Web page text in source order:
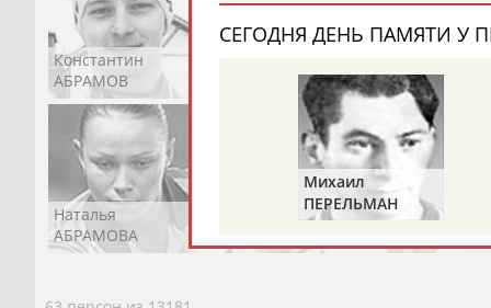
Константин
АБРАМОВ
АБРАМОВ
Наталья
АБРАМОВА
Светлана
СЕГОДНЯ ДЕНЬ ПАМЯТИ У
Михаил
ПЕРЕЛЬМАН
(ПЕРЛЬМАН)